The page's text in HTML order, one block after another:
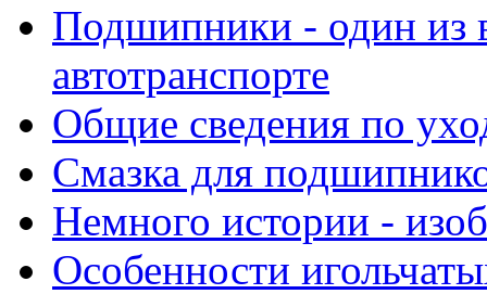
Подшипники - один из
автотранспорте
Общие сведения по
Смазка для
Немного истории -
Особенности